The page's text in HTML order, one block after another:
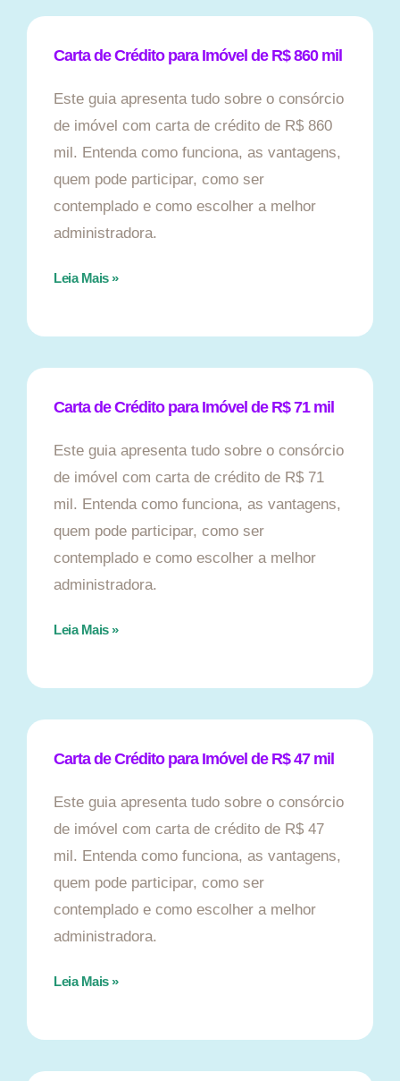
Carta de Crédito para Imóvel de R$ 860 mil
Este guia apresenta tudo sobre o consórcio
de imóvel com carta de crédito de R$ 860
mil. Entenda como funciona, as vantagens,
quem pode participar, como ser
contemplado e como escolher a melhor
administradora.
Leia Mais »
Carta de Crédito para Imóvel de R$ 71 mil
Este guia apresenta tudo sobre o consórcio
de imóvel com carta de crédito de R$ 71
mil. Entenda como funciona, as vantagens,
quem pode participar, como ser
contemplado e como escolher a melhor
administradora.
Leia Mais »
Carta de Crédito para Imóvel de R$ 47 mil
Este guia apresenta tudo sobre o consórcio
de imóvel com carta de crédito de R$ 47
mil. Entenda como funciona, as vantagens,
quem pode participar, como ser
contemplado e como escolher a melhor
administradora.
Leia Mais »